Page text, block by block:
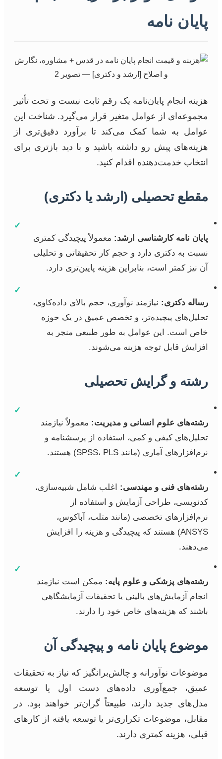
پایان نامه
هزینه انجام پایان‌نامه یک رقم ثابت نیست و تحت تأثیر
مجموعه‌ای از عوامل متغیر قرار می‌گیرد. شناخت این
عوامل به شما کمک می‌کند تا برآورد دقیق‌تری از
هزینه‌های پیش رو داشته باشید و با دید بازتری برای
انتخاب خدمت‌دهنده اقدام کنید.
مقطع تحصیلی (ارشد یا دکتری)
✓
پایان نامه کارشناسی ارشد: معمولاً پیچیدگی کمتری
نسبت به دکتری دارد و حجم کار تحقیقاتی و تحلیلی
آن نیز کمتر است، بنابراین هزینه پایین‌تری دارد.
✓
رساله دکتری: نیازمند نوآوری، حجم بالای داده‌کاوی،
تحلیل‌های پیچیده‌تر، و تخصص عمیق در یک حوزه
خاص است. این عوامل به طور طبیعی منجر به
افزایش قابل توجه هزینه می‌شوند.
رشته و گرایش تحصیلی
✓
رشته‌های علوم انسانی و مدیریت: معمولاً نیازمند
تحلیل‌های کیفی و کمی، استفاده از پرسشنامه و
نرم‌افزارهای آماری (مانند SPSS، PLS) هستند.
✓
رشته‌های فنی و مهندسی: اغلب شامل شبیه‌سازی،
کدنویسی، طراحی آزمایش و استفاده از
نرم‌افزارهای تخصصی (مانند متلب، آباکوس،
ANSYS) هستند که پیچیدگی و هزینه را افزایش
می‌دهند.
✓
رشته‌های پزشکی و علوم پایه: ممکن است نیازمند
انجام آزمایش‌های بالینی یا تحقیقات آزمایشگاهی
باشند که هزینه‌های خاص خود را دارند.
موضوع پایان نامه و پیچیدگی آن
موضوعات نوآورانه و چالش‌برانگیز که نیاز به تحقیقات
عمیق، جمع‌آوری داده‌های دست اول یا توسعه
مدل‌های جدید دارند، طبیعتاً گران‌تر خواهند بود. در
مقابل، موضوعات تکراری‌تر یا توسعه یافته از کارهای
قبلی، هزینه کمتری دارند.